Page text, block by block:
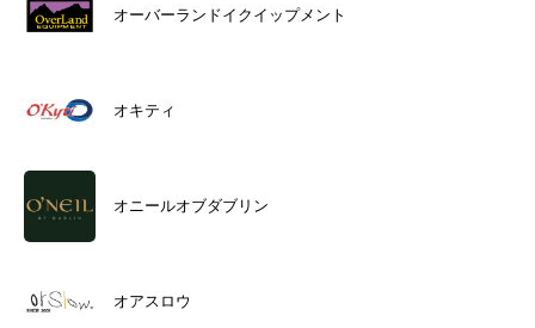
オーバーランドイクイップメント
オキティ
オニールオブダブリン
オアスロウ